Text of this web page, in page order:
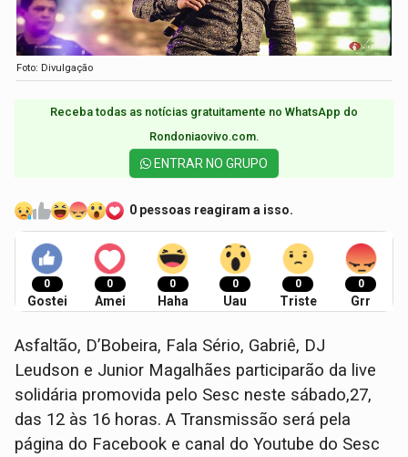
Foto: Divulgação
Receba todas as notícias gratuitamente no WhatsApp do
Rondoniaovivo.com.​
ENTRAR NO GRUPO
0 pessoas reagiram a isso.
0
Gostei
0
Amei
0
Haha
0
Uau
0
Triste
0
Grr
Asfaltão, D’Bobeira, Fala Sério, Gabriê, DJ
Leudson e Junior Magalhães participarão da live
solidária promovida pelo Sesc neste sábado,27,
das 12 às 16 horas. A Transmissão será pela
página do Facebook e canal do Youtube do Sesc